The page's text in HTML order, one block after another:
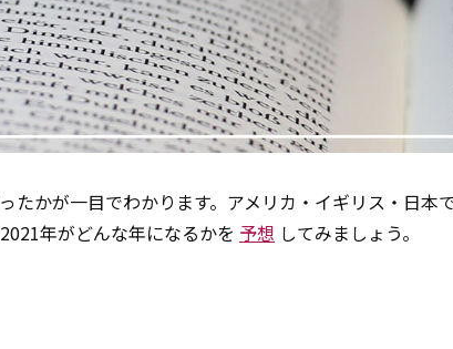
かが一目でわかります。アメリカ・イギリス・日本
年がどんな年になるかを 予想 してみましょう。